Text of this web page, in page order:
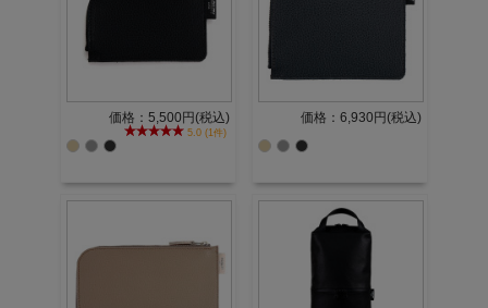
価格：5,500円(税込)
5.0 (1件)
価格：6,930円(税込)